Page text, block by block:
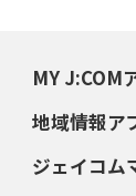
MY J:COM
地域情報ア
ジェイコム